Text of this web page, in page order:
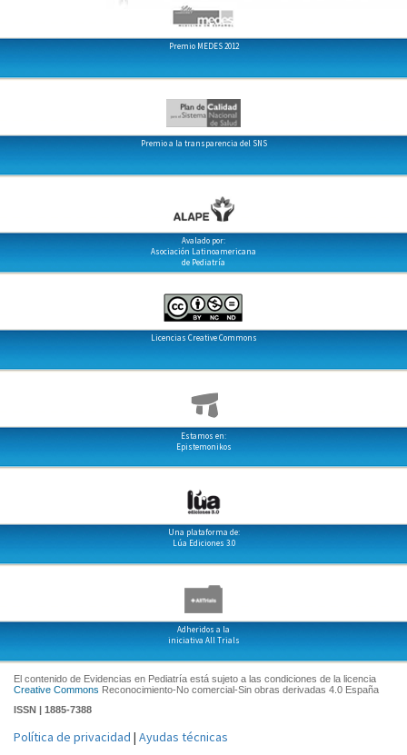
Premio MEDES 2012
Premio a la transparencia del SNS
Avalado por:
Asociación Latinoamericana
de Pediatría
Licencias Creative Commons
Estamos en:
Epistemonikos
Una plataforma de:
Lúa Ediciones 3.0
Adheridos a la
iniciativa All Trials
El contenido de Evidencias en Pediatría está sujeto a las condiciones de la licencia
Creative Commons Reconocimiento-No comercial-Sin obras derivadas 4.0 España
ISSN | 1885-7388
Política de privacidad | Ayudas técnicas